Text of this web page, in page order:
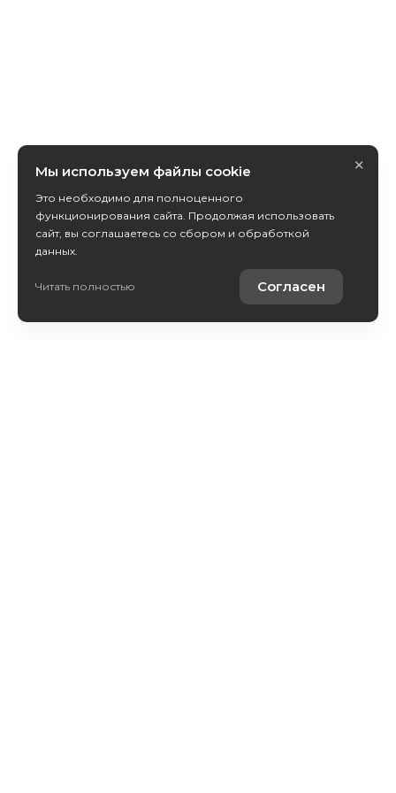
Мы используем файлы cookie
Это необходимо для полноценного
функционирования сайта. Продолжая использовать
сайт, вы соглашаетесь со сбором и обработкой
данных.
Читать полностью Согласен
×